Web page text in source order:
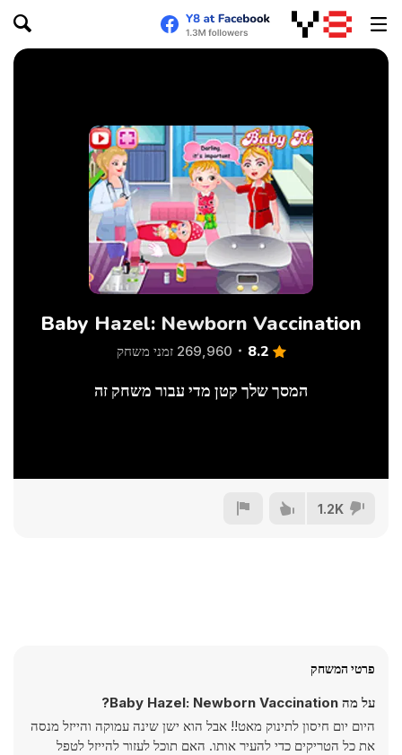
Baby Hazel: Newborn Vaccination
8.2 269,960 זמני משחק
המסך שלך קטן מדי עבור משחק זה
1.2K
פרטי המשחק
על מה Baby Hazel: Newborn Vaccination?
היום יום חיסון לתינוק מאט!! אבל הוא ישן שינה עמוקה והייזל מנסה
את כל הטריקים כדי להעיר אותו. האם תוכל לעזור להייזל לטפל